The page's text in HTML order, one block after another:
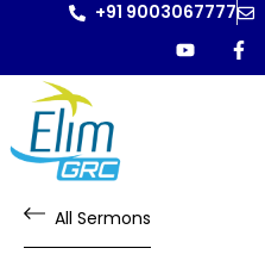
+91 9003067777
All Sermons